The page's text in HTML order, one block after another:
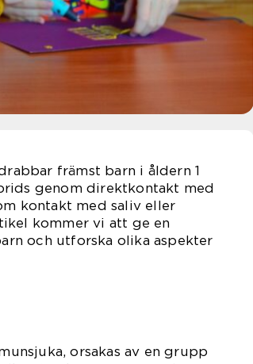
främst barn i åldern 1
genom direktkontakt med
kontakt med saliv eller
kommer vi att ge en
och utforska olika aspekter
orsakas av en grupp